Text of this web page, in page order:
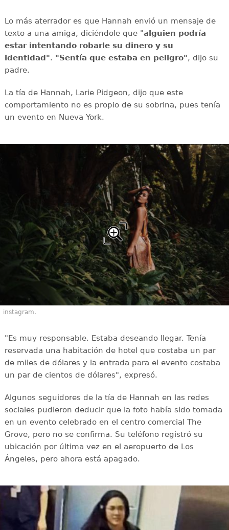
Lo más aterrador es que Hannah envió un mensaje de
texto a una amiga, diciéndole que "alguien podría
estar intentando robarle su dinero y su
identidad". "Sentía que estaba en peligro", dijo su
padre.
La tía de Hannah, Larie Pidgeon, dijo que este
comportamiento no es propio de su sobrina, pues tenía
un evento en Nueva York.
instagram.
"Es muy responsable. Estaba deseando llegar. Tenía
reservada una habitación de hotel que costaba un par
de miles de dólares y la entrada para el evento costaba
un par de cientos de dólares", expresó.
Algunos seguidores de la tía de Hannah en las redes
sociales pudieron deducir que la foto había sido tomada
en un evento celebrado en el centro comercial The
Grove, pero no se confirma. Su teléfono registró su
ubicación por última vez en el aeropuerto de Los
Ángeles, pero ahora está apagado.